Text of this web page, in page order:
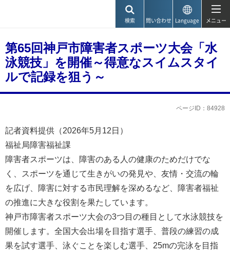
検索 問い合わせ Language メニュー
第65回神戸市障害者スポーツ大会「水
泳競技」を開催～得意なスイムスタイ
ルで記録を狙う～
ページID：84928
記者資料提供（2026年5月12日）
福祉局障害福祉課
障害者スポーツは、障害のある人の健康のためだけでな
く、スポーツを通じて生きがいの発見や、友情・交流の輪
を広げ、障害に対する市民理解を深めるなど、障害者福祉
の推進に大きな役割を果たしています。
神戸市障害者スポーツ大会の3つ目の種目として水泳競技を
開催します。全国大会出場を目指す選手、普段の練習の成
果を試す選手、泳ぐことを楽しむ選手、25mの完泳を目指